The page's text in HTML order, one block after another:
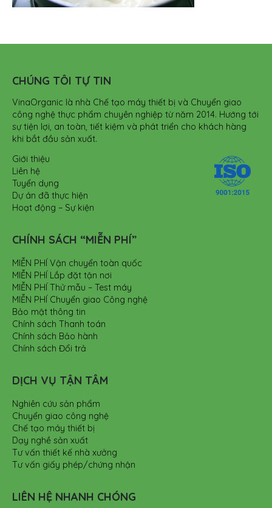
CHÚNG TÔI TỰ TIN
VinaOrganic là nhà Chế tạo máy thiết bị và Chuyển giao
công nghệ thực phẩm chuyên nghiệp từ năm 2014. Hướng tới
sự tiện lợi, an toàn, tiết kiệm và phát triển cho khách hàng
khi bắt đầu sản xuất.
Giới thiệu
Liên hệ
Tuyển dụng
Dự án đã thực hiện
Hoạt động – Sự kiện
CHÍNH SÁCH “MIỄN PHÍ”
MIỄN PHÍ Vận chuyển toàn quốc
MIỄN PHÍ Lắp đặt tận nơi
MIỄN PHÍ Thử mẫu – Test máy
MIỄN PHÍ Chuyển giao Công nghệ
Bảo mật thông tin
Chính sách Thanh toán
Chính sách Bảo hành
Chính sách Đổi trả
DỊCH VỤ TẬN TÂM
Nghiên cứu sản phẩm
Chuyển giao công nghệ
Chế tạo máy thiết bị
Dạy nghề sản xuất
Tư vấn thiết kế nhà xưởng
Tư vấn giấy phép/chứng nhận
LIÊN HỆ NHANH CHÓNG